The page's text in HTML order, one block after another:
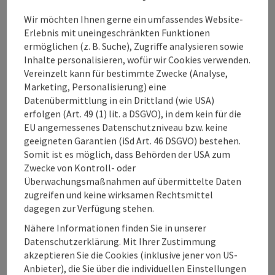
liebevoll gestaltete Ferienwohnungen – zwei im historischen
Vierkanthof und eine im gemütlichen Blockhaus, unserem
Nebengebäude. Unsere Milchkühe leben im großen Laufstall
hinter dem Hof, und im Vierkanter bzw. dem alten
Stallgebäude finden unsere Kälber, 2 Ponys, 1 Schwein, 7
Hennen, 2 Hasen und 3 Katzen ein Zuhause. Bei uns können
Familien das Bauernhofleben mit allen Sinnen erleben und
gleichzeitig Ruhe, Natur und echte Erholung genießen.
Beitrag merken: Unterbrandlberg
Unterbrandlberg
Steinbach an der Steyr
Ferienwohnung
Die Ferienwohnung befindet sich in einem im 14.
Jahrhundert erbauten ehemaligen Bauernhof, welcher in
seiner bewegten Geschichte immer wieder modernisiert und
umgebaut wurde. Heute befindet sich im Unterbrandlberg
keine Landwirtschaft mehr. Der traditionell
oberösterreichische Vierkanthof liegt in vollständiger
Alleinlage inmitten grüner Wiesen und Weiden. Bei klarem
Wetter reicht der Fernblick bis weit ins Mühlviertel hinauf.
W-Lan (kostenlos)
Swimmingpool
Wir möchten Ihnen gerne ein umfassendes Website-
Erlebnis mit uneingeschränkten Funktionen
ermöglichen (z. B. Suche), Zugriffe analysieren sowie
Inhalte personalisieren, wofür wir Cookies verwenden.
Vereinzelt kann für bestimmte Zwecke (Analyse,
Marketing, Personalisierung) eine
Datenübermittlung in ein Drittland (wie USA)
erfolgen (Art. 49 (1) lit. a DSGVO), in dem kein für die
EU angemessenes Datenschutzniveau bzw. keine
geeigneten Garantien (iSd Art. 46 DSGVO) bestehen.
Somit ist es möglich, dass Behörden der USA zum
Zwecke von Kontroll- oder
Überwachungsmaßnahmen auf übermittelte Daten
zugreifen und keine wirksamen Rechtsmittel
dagegen zur Verfügung stehen.
Nähere Informationen finden Sie in unserer
Datenschutzerklärung. Mit Ihrer Zustimmung
akzeptieren Sie die Cookies (inklusive jener von US-
Anbieter), die Sie über die individuellen Einstellungen